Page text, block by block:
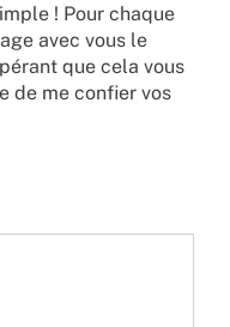
! Pour chaque
avec vous le
que cela vous
de me confier vos